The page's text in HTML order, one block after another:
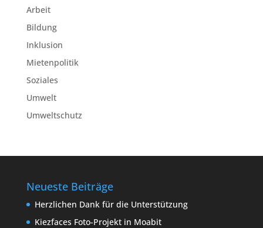
Arbeit
Bildung
Inklusion
Mietenpolitik
Soziales
Umwelt
Umweltschutz
Neueste Beiträge
Herzlichen Dank für die Unterstützung
Kiezfaces Foto-Projekt in Moabit